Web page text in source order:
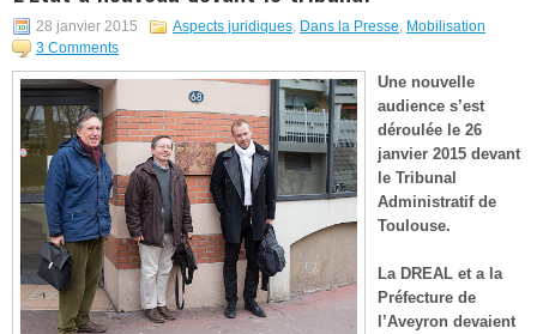
28 janvier 2015 Aspects juridiques, Dans la Presse, Mobilisation
3 Comments
Une nouvelle
audience s’est
déroulée le 26
janvier 2015 devant
le Tribunal
Administratif de
Toulouse.
La DREAL et a la
Préfecture de
l’Aveyron devaient